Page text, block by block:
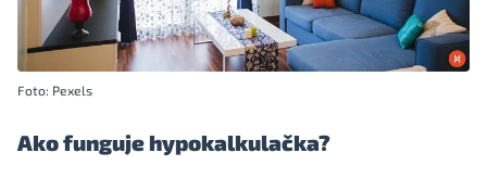
Foto: Pexels
Ako funguje hypokalkulačka?